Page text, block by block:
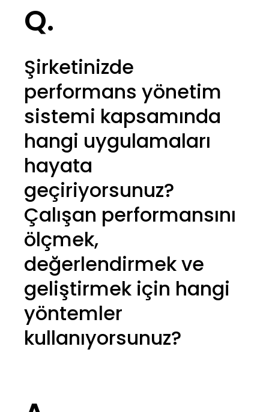
Q.
Şirketinizde
performans yönetim
sistemi kapsamında
hangi uygulamaları
hayata
geçiriyorsunuz?
Çalışan performansını
ölçmek,
değerlendirmek ve
geliştirmek için hangi
yöntemler
kullanıyorsunuz?